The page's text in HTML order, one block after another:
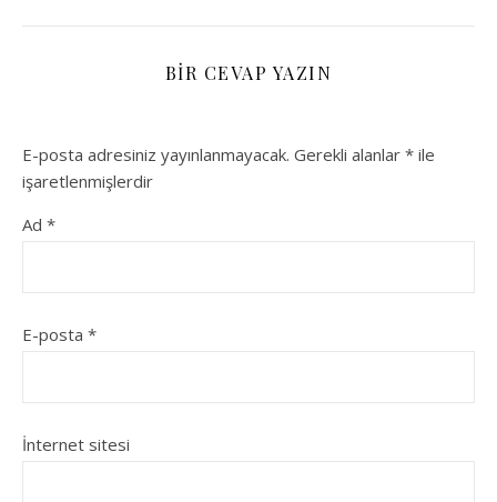
BIR CEVAP YAZIN
E-posta adresiniz yayınlanmayacak. Gerekli alanlar * ile
işaretlenmişlerdir
Ad *
E-posta *
İnternet sitesi